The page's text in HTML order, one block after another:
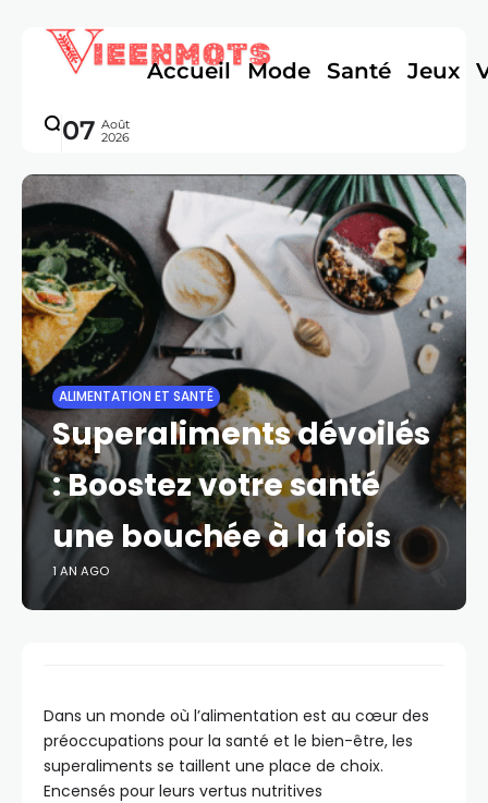
Accueil Mode Santé Jeux
07 Août
2026
ALIMENTATION ET SANTÉ
Superaliments dévoilés
: Boostez votre santé
une bouchée à la fois
1 AN AGO
Dans un monde où l’alimentation est au cœur des
préoccupations pour la santé et le bien-être, les
superaliments se taillent une place de choix.
Encensés pour leurs vertus nutritives